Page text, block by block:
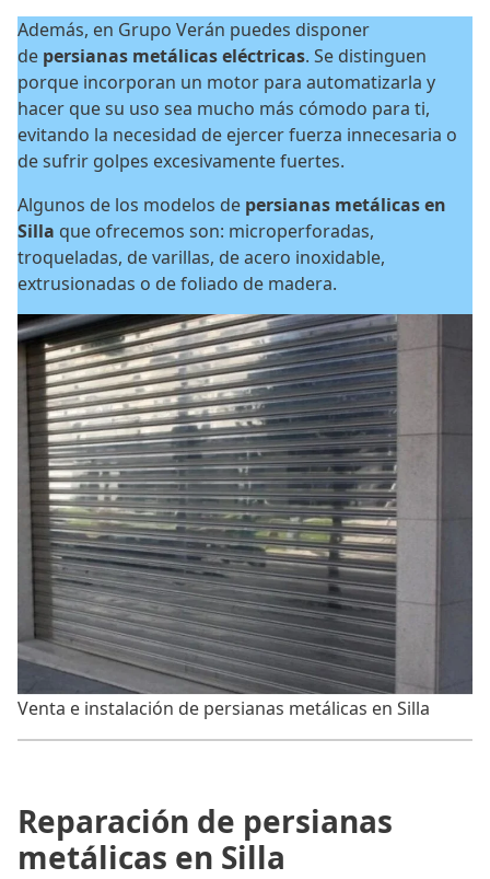
Además, en Grupo Verán puedes disponer
de persianas metálicas eléctricas. Se distinguen
porque incorporan un motor para automatizarla y
hacer que su uso sea mucho más cómodo para ti,
evitando la necesidad de ejercer fuerza innecesaria o
de sufrir golpes excesivamente fuertes.
Algunos de los modelos de persianas metálicas en
Silla que ofrecemos son: microperforadas,
troqueladas, de varillas, de acero inoxidable,
extrusionadas o de foliado de madera.
Venta e instalación de persianas metálicas en Silla
Reparación de persianas
metálicas en Silla